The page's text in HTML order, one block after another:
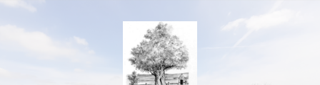
Skip
content
Skip
main
Skip
footer